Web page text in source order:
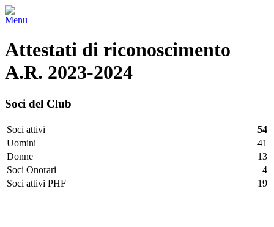
Menu
Attestati di riconoscimento
A.R. 2023-2024
Soci del Club
Soci attivi
54
Uomini
41
Donne
13
Soci Onorari
4
Soci attivi PHF
19